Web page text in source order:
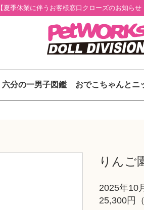
【夏季休業に伴うお客様窓口クローズのお知らせ
六分の一男子図鑑 おでこちゃんとニ
りんご
2025年10
25,300円